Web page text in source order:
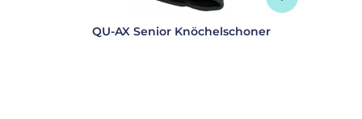
QU-AX Senior Knöchelschoner